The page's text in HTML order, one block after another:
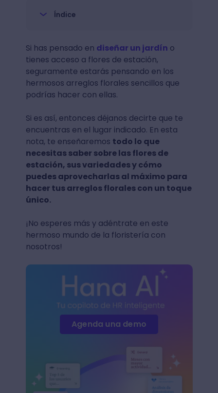
Índice
Si has pensado en diseñar un jardín o
tienes acceso a flores de estación,
seguramente estarás pensando en los
hermosos arreglos florales sencillos que
podrías hacer con ellas.
Si es así, entonces déjanos decirte que te
encuentras en el lugar indicado. En esta
nota, te enseñaremos todo lo que
necesitas saber sobre las flores de
estación, sus variedades y cómo
puedes aprovecharlas al máximo para
hacer tus arreglos florales con un toque
único.
¡No esperes más y adéntrate en este
hermoso mundo de la floristería con
nosotros!
Agenda una demo